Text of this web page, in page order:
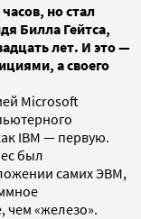
но стал
Билла Гейтса,
лет. И это —
а своего
Microsoft
IBM — первую.
был
самих ЭВМ,
чем «железо».